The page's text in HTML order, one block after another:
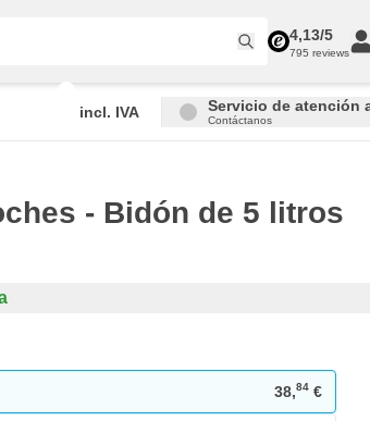
4,13/5
795 reviews
incl. IVA Servicio de atención
Contáctanos
- Bidón de 5 litros
38,84 €